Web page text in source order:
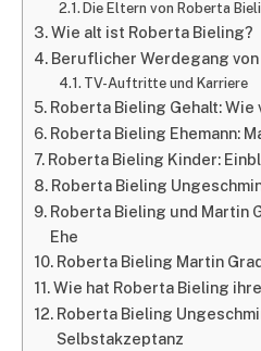
Die Eltern von Roberta
Wie alt ist Roberta Bieling?
Beruflicher Werdegang
TV-Auftritte und Karriere
Roberta Bieling Gehalt:
Roberta Bieling Ehemann:
Roberta Bieling Kinder:
Roberta Bieling
Roberta Bieling und Martin
Ehe
Roberta Bieling Martin
Wie hat Roberta Bieling
Roberta Bieling
Selbstakzeptanz